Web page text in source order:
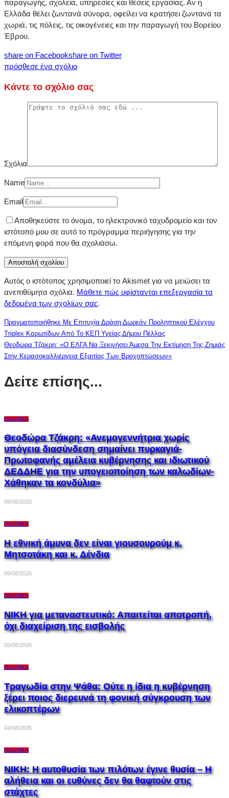
παραγωγής, σχολεία, υπηρεσίες και θέσεις εργασίας. Αν η
Ελλάδα θέλει ζωντανά σύνορα, οφείλει να κρατήσει ζωντανά τα
χωριά, τις πόλεις, τις οικογένειες και την παραγωγή του Βορείου
Έβρου.
share on Facebookshare on Twitter
πρόσθεσε ένα σχόλιο
Κάντε το σχόλιο σας
Σχόλια
Name
Email
Αποθηκεύστε το όνομα, το ηλεκτρονικό ταχυδρομείο και τον
ιστότοπό μου σε αυτό το πρόγραμμα περιήγησης για την
επόμενη φορά που θα σχολιάσω.
Αυτός ο ιστότοπος χρησιμοποιεί το Akismet για να μειώσει τα
ανεπιθύμητα σχόλια. Μάθετε πώς υφίστανται επεξεργασία τα
δεδομένα των σχολίων σας.
Πραγματοποιήθηκε Με Επιτυχία Δράση Δωρεάν Προληπτικού Ελέγχου
Triplex Καρωτίδων Από Το ΚΕΠ Υγείας Δήμου Πέλλας
Θεοδώρα Τζάκρη: «Ο ΕΛΓΑ Να Ξεκινήσει Άμεσα Την Εκτίμηση Της Ζημιάς
Στην Κερασοκαλλιέργεια Εξαιτίας Των Βροχοπτώσεων»
Δείτε επίσης...
ΠΟΛΙΤΙΚΉ
Θεοδώρα Τζάκρη: «Ανεμογεννήτρια χωρίς
υπόγεια διασύνδεση σημαίνει πυρκαγιά-
Πρωτοφανής αμέλεια κυβέρνησης και ιδιωτικού
ΔΕΔΔΗΕ για την υπογειοποίηση των καλωδίων-
Χάθηκαν τα κονδύλια»
08/08/2026
ΠΟΛΙΤΙΚΉ
Η εθνική άμυνα δεν είναι γιουσουρούμ κ.
Μητσοτάκη και κ. Δένδια
08/08/2026
ΠΟΛΙΤΙΚΉ
ΝΙΚΗ για μεταναστευτικό: Απαιτείται αποτροπή,
όχι διαχείριση της εισβολής
05/08/2026
ΠΟΛΙΤΙΚΉ
Τραγωδία στην Ψάθα: Ούτε η ίδια η κυβέρνηση
ξέρει ποιος διερευνά τη φονική σύγκρουση των
ελικοπτέρων
04/08/2026
ΠΟΛΙΤΙΚΉ
ΝΙΚΗ: Η αυτοθυσία των πιλότων έγινε θυσία – Η
αλήθεια και οι ευθύνες δεν θα θαφτούν στις
στάχτες